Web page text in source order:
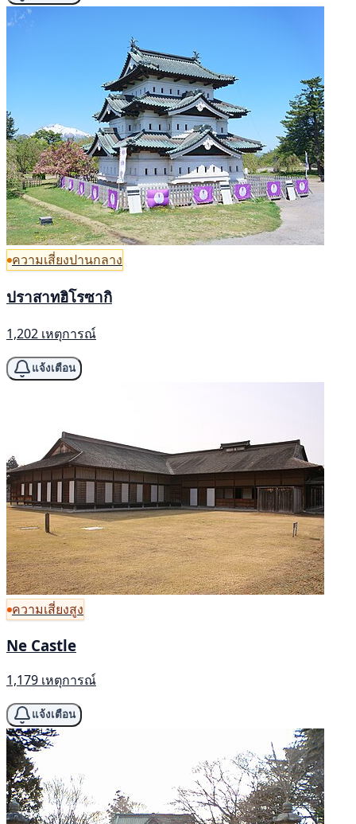
ความเสี่ยงปานกลาง
ปราสาทฮิโรซากิ
1,202 เหตุการณ์
แจ้งเตือน
ความเสี่ยงสูง
Ne Castle
1,179 เหตุการณ์
แจ้งเตือน